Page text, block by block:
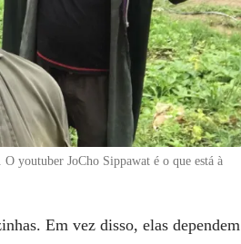
youtuber JoCho Sippawat é o que está à
Em vez disso, elas dependem